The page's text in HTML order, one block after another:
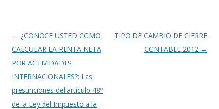
Navegación
de
entradas
← ¿CONOCE USTED COMO
CALCULAR LA RENTA NETA
POR ACTIVIDADES
INTERNACIONALES?: Las
presunciones del artículo 48º
de la Ley del Impuesto a la
TIPO DE CAMBIO DE CIERRE
CONTABLE 2012 →